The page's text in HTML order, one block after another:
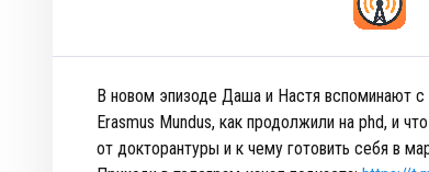
В новом эпизоде Даша и Настя вспоминают с
Erasmus Mundus, как продолжили на phd, и
от докторантуры и к чему готовить себя в